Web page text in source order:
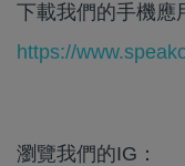
下載我們的手機應
https://
瀏覽我們的IG：